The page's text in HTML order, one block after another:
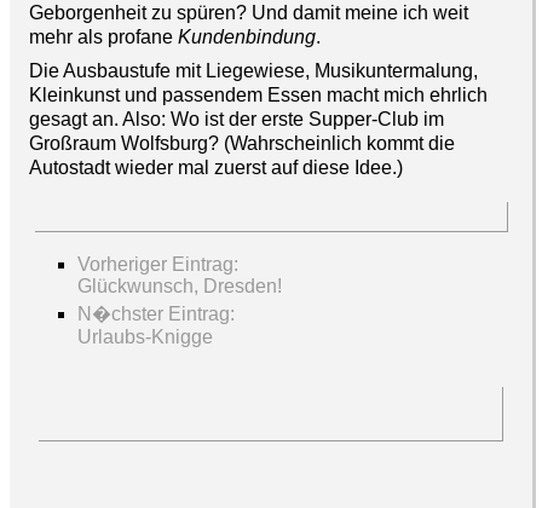
Geborgenheit zu spüren? Und damit meine ich weit
mehr als profane Kundenbindung.
Die Ausbaustufe mit Liegewiese, Musikuntermalung,
Kleinkunst und passendem Essen macht mich ehrlich
gesagt an. Also: Wo ist der erste Supper-Club im
Großraum Wolfsburg? (Wahrscheinlich kommt die
Autostadt wieder mal zuerst auf diese Idee.)
Vorheriger Eintrag:
Glückwunsch, Dresden!
N�chster Eintrag:
Urlaubs-Knigge